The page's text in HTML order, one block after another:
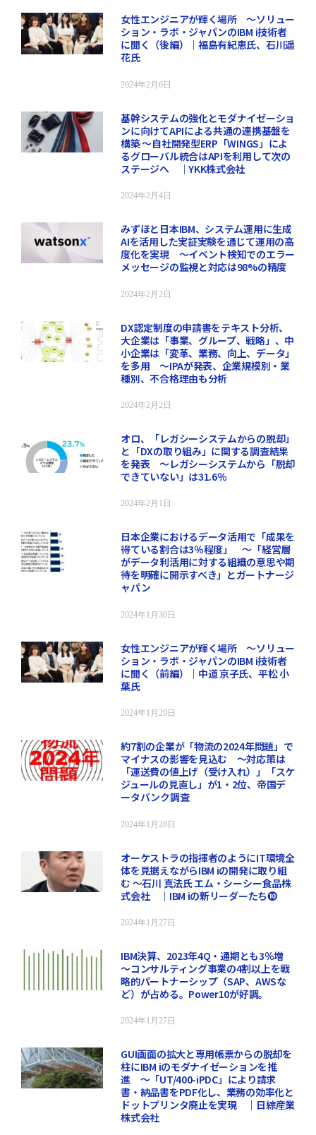
女性エンジニアが輝く場所 ～ソリュー
ション・ラボ・ジャパンのIBM i技術者
に聞く（後編）｜福島有紀恵氏、石川遥
花氏
2024年2月6日
基幹システムの強化とモダナイゼーショ
ンに向けてAPIによる共通の連携基盤を
構築 ～自社開発型ERP「WINGS」によ
るグローバル統合はAPIを利用して次の
ステージへ ｜YKK株式会社
2024年2月4日
みずほと日本IBM、システム運用に生成
AIを活用した実証実験を通じて運用の高
度化を実現 ～イベント検知でのエラー
メッセージの監視と対応は98%の精度
2024年2月2日
DX認定制度の申請書をテキスト分析、
大企業は「事業、グループ、戦略」、中
小企業は「変革、業務、向上、データ」
を多用 ～IPAが発表、企業規模別・業
種別、不合格理由も分析
2024年2月2日
オロ、「レガシーシステムからの脱却」
と「DXの取り組み」に関する調査結果
を発表 ～レガシーシステムから「脱却
できていない」は31.6％
2024年2月1日
日本企業におけるデータ活用で「成果を
得ている割合は3％程度」 ～「経営層
がデータ利活用に対する組織の意思や期
待を明確に開示すべき」とガートナージ
ャパン
2024年1月30日
女性エンジニアが輝く場所 ～ソリュー
ション・ラボ・ジャパンのIBM i技術者
に聞く（前編）｜中道 京子氏、平松 小
葉氏
2024年1月29日
約7割の企業が「物流の2024年問題」で
マイナスの影響を見込む ～対応策は
「運送費の値上げ（受け入れ）」「スケ
ジュールの見直し」が1・2位、帝国デ
ータバンク調査
2024年1月28日
オーケストラの指揮者のようにIT環境全
体を見据えながらIBM iの開発に取り組
む ～石川 真法氏 エム・シーシー食品株
式会社 ｜IBM iの新リーダーたち➓
2024年1月27日
IBM決算、2023年4Q・通期とも3％増
～コンサルティング事業の4割以上を戦
略的パートナーシップ（SAP、AWSな
ど）が占める。Power10が好調。
2024年1月27日
GUI画面の拡大と専用帳票からの脱却を
柱にIBM iのモダナイゼーションを推
進 ～「UT/400-iPDC」により請求
書・納品書をPDF化し、業務の効率化と
ドットプリンタ廃止を実現 ｜日綜産業
株式会社